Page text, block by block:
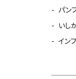
パン
いし
イン